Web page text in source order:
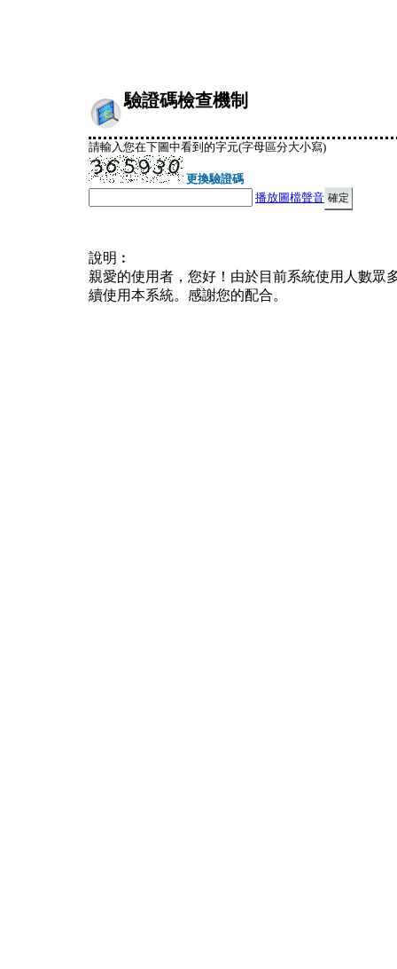
驗證碼檢查機制
請輸入您在下圖中看到的字元(字母區分大小寫)
更換驗證碼
播放圖檔聲音
說明︰
親愛的使用者，您好！由於目前系統使用人數眾
續使用本系統。感謝您的配合。